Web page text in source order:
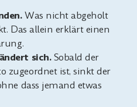
Was nicht abgeholt
Das allein erklärt einen
sich.Sobald der
zugeordnet ist, sinkt der
dass jemand etwas